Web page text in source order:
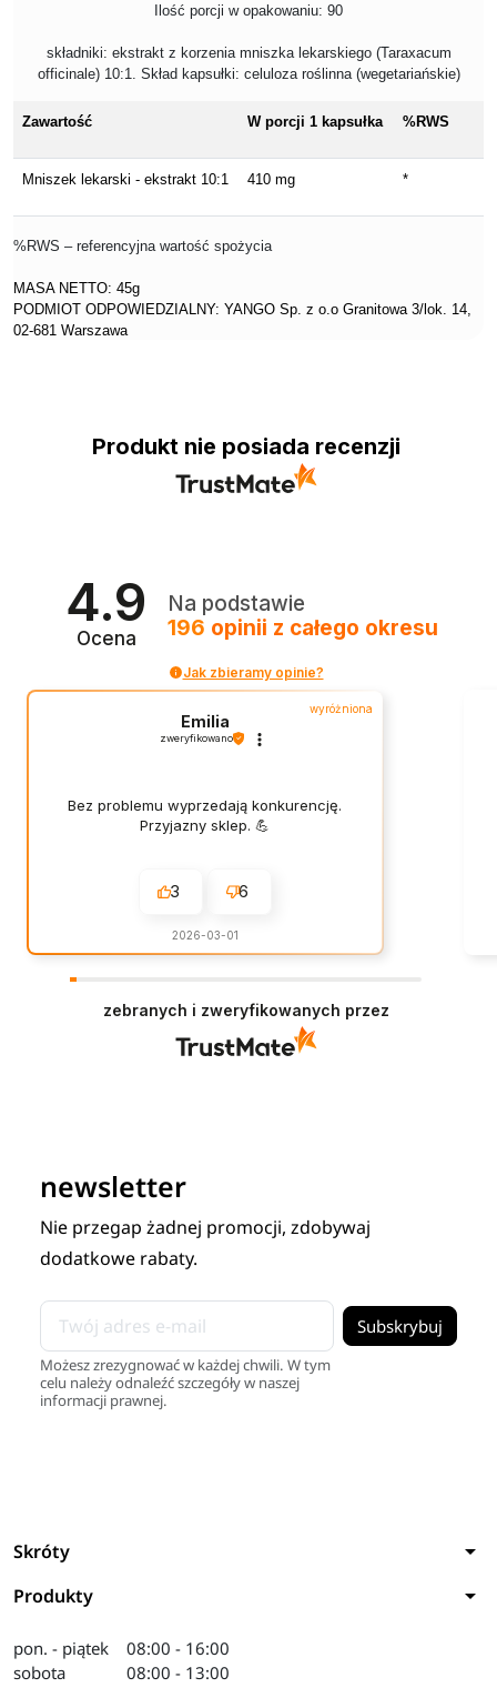
Ilość porcji w opakowaniu: 90
składniki: ekstrakt z korzenia mniszka lekarskiego (Taraxacum
officinale) 10:1. Skład kapsułki: celuloza roślinna (wegetariańskie)
Zawartość W porcji 1 kapsułka %RWS
Mniszek lekarski - ekstrakt 10:1 410 mg *
%RWS – referencyjna wartość spożycia
MASA NETTO: 45g
PODMIOT ODPOWIEDZIALNY: YANGO Sp. z o.o Granitowa 3/lok. 14,
02-681 Warszawa
Produkt nie posiada recenzji
4.9
Ocena
Na podstawie
196 opinii z całego okresu
Jak zbieramy opinie?
wyróżniona
Emilia
zweryfikowano
Bez problemu wyprzedają konkurencję.
Przyjazny sklep. 💪
3 6
2026-03-01
zebranych i zweryfikowanych przez
newsletter
Nie przegap żadnej promocji, zdobywaj
dodatkowe rabaty.
Możesz zrezygnować w każdej chwili. W tym
celu należy odnaleźć szczegóły w naszej
informacji prawnej.
Skróty arrow_drop_down
Produkty arrow_drop_down
pon. - piątek
sobota
08:00 - 16:00
08:00 - 13:00